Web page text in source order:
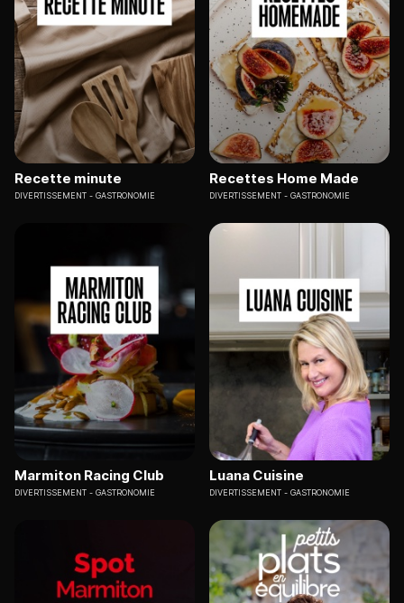
Recette minute
DIVERTISSEMENT GASTRONOMIE
Recettes Home Made
DIVERTISSEMENT GASTRONOMIE
Marmiton Racing Club
DIVERTISSEMENT GASTRONOMIE
Luana Cuisine
DIVERTISSEMENT GASTRONOMIE